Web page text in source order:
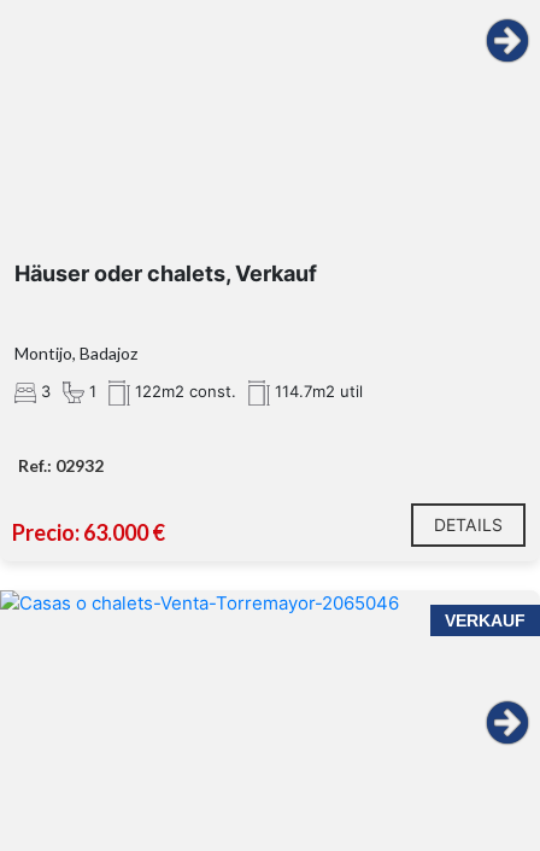
Häuser oder chalets, Verkauf
Montijo, Badajoz
3 1 122m2 const. 114.7m2 util
Ref.: 02932
Precio: 63.000 € DETAILS
VERKAUF